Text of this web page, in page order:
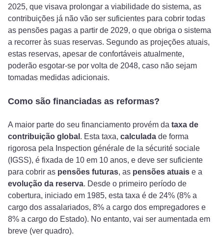
2025, que visava prolongar a viabilidade do sistema, as
contribuições já não vão ser suficientes para cobrir todas
as pensões pagas a partir de 2029, o que obriga o sistema
a recorrer às suas reservas. Segundo as projeções atuais,
estas reservas, apesar de confortáveis atualmente,
poderão esgotar-se por volta de 2048, caso não sejam
tomadas medidas adicionais.
Como são financiadas as reformas?
A maior parte do seu financiamento provém da taxa de
contribuição global . Esta taxa, calculada de forma
rigorosa pela Inspection générale de la sécurité sociale
(IGSS), é fixada de 10 em 10 anos, e deve ser suficiente
para cobrir as pensões futuras, as pensões atuais e a
evolução da reserva. Desde o primeiro período de
cobertura, iniciado em 1985, esta taxa é de 24% (8% a
cargo dos assalariados, 8% a cargo dos empregadores e
8% a cargo do Estado). No entanto, vai ser aumentada em
breve (ver quadro).